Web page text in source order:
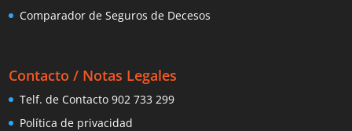
Comparador de Seguros de Decesos
Contacto / Notas Legales
Telf. de Contacto 902 733 299
Política de privacidad